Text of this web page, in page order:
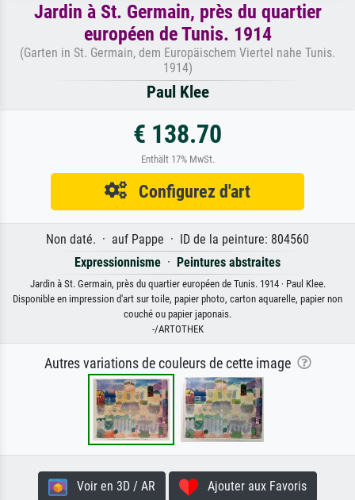
Jardin à St. Germain, près du quartier
européen de Tunis. 1914
(Garten in St. Germain, dem Europäischem Viertel nahe Tunis.
1914)
Paul Klee
€ 138.70
Enthält 17% MwSt.
Configurez d'art
Non daté. · auf Pappe · ID de la peinture: 804560
Expressionnisme · Peintures abstraites
Jardin à St. Germain, près du quartier européen de Tunis. 1914 · Paul Klee.
Disponible en impression d'art sur toile, papier photo, carton aquarelle, papier non
couché ou papier japonais.
-/ARTOTHEK
Autres variations de couleurs de cette image
Voir en 3D / AR Ajouter aux Favoris